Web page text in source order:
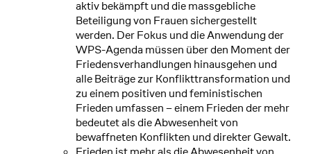
aktiv bekämpft und die massgebliche
Beteiligung von Frauen sichergestellt
werden. Der Fokus und die Anwendung der
WPS-Agenda müssen über den Moment der
Friedensverhandlungen hinausgehen und
alle Beiträge zur Konflikttransformation und
zu einem positiven und feministischen
Frieden umfassen – einem Frieden der mehr
bedeutet als die Abwesenheit von
bewaffneten Konflikten und direkter Gewalt.